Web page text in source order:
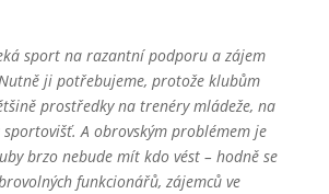
sport na razantní podporu a zájem
ji potřebujeme, protože klubům
prostředky na trenéry mládeže, na
A obrovským problémem je
brzo nebude mít kdo vést – hodně se
funkcionářů, zájemců ve